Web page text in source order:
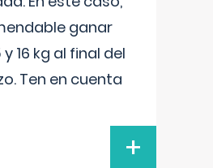
ganar
y 16 kg al final del
Ten en cuenta
+